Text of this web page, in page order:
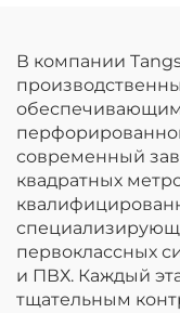
В компании
современный
квадратных
первоклассных
и ПВХ. Каждый
тщательным